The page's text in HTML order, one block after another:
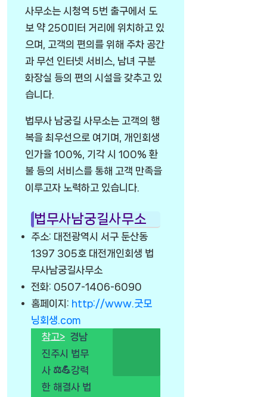
사무소는 시청역 5번 출구에서 도
보 약 250미터 거리에 위치하고 있
으며, 고객의 편의를 위해 주차 공간
과 무선 인터넷 서비스, 남녀 구분
화장실 등의 편의 시설을 갖추고 있
습니다.
법무사 남궁길 사무소는 고객의 행
복을 최우선으로 여기며, 개인회생
인가율 100%, 기각 시 100% 환
불 등의 서비스를 통해 고객 만족을
이루고자 노력하고 있습니다.
법무사남궁길사무소
주소: 대전광역시 서구 둔산동
1397 305호 대전개인회생 법
무사남궁길사무소
전화: 0507-1406-6090
홈페이지: http://www.굿모
닝회생.com
참고> 경남
진주시 법무
사 ⚖️💪강력
한 해결사 법